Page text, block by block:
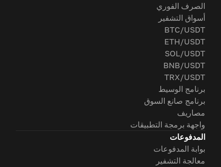
الصرف الفوري
أسواق التشفير
BTC/USDT
ETH/USDT
SOL/USDT
BNB/USDT
TRX/USDT
برنامج الوسيط
برنامج صانع السوق
مصاريف
واجهة برمجة التطبيقات
المدفوعات
بوابة المدفوعات
معالجة التشفير